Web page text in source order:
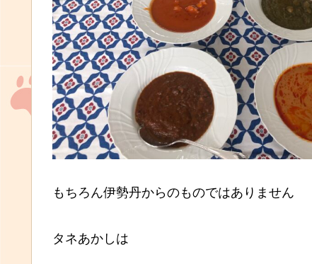
もちろん伊勢丹からのものではありません
タネあかしは